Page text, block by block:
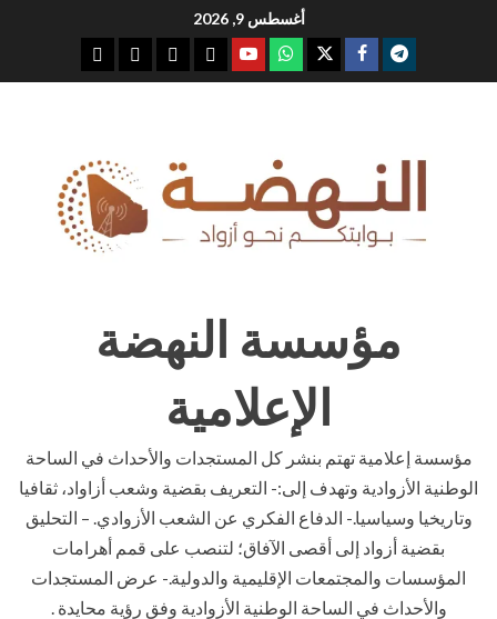
أغسطس 9, 2026
telegram
facebook
x
whatsap
youtube
مؤسسة النهضة
الإعلامية
مؤسسة إعلامية تهتم بنشر كل المستجدات والأحداث في الساحة
الوطنية الأزوادية وتهدف إلى:- التعريف بقضية وشعب أزاواد، ثقافيا
وتاريخيا وسياسيا.- الدفاع الفكري عن الشعب الأزوادي. – التحليق
بقضية أزواد إلى أقصى الآفاق؛ لتنصب على قمم أهرامات
المؤسسات والمجتمعات الإقليمية والدولية.- عرض المستجدات
والأحداث في الساحة الوطنية الأزوادية وفق رؤية محايدة .